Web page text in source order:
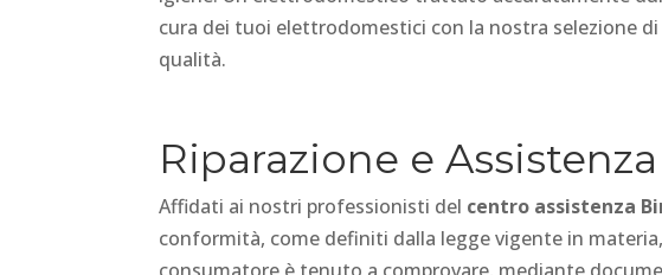
cura dei tuoi elettrodomestici con la nostra selezione
qualità.
Riparazione e Assistenza
Affidati ai nostri professionisti del centro assistenza
conformità, come definiti dalla legge vigente in